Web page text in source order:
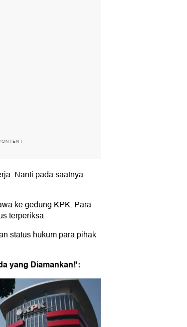
Nanti pada saatnya
ke gedung KPK. Para
terperiksa.
status hukum para pihak
yang Diamankan!':